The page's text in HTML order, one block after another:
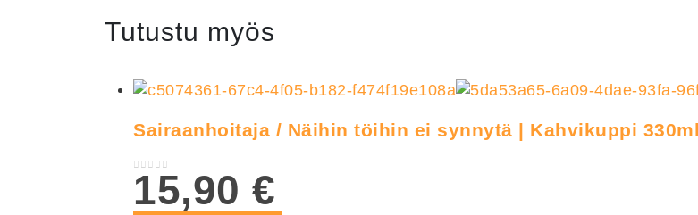
Tutustu myös
Sairaanhoitaja / Näihin töihin ei synnytä | Kahvikuppi
0out of 5
15,90 €